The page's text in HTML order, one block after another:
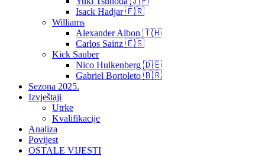
Isack Hadjar 🇫🇷
Williams
Alexander Albon 🇹🇭
Carlos Sainz 🇪🇸
Kick Sauber
Nico Hulkenberg 🇩🇪
Gabriel Bortoleto 🇧🇷
Sezona 2025.
Izvještaji
Utrke
Kvalifikacije
Analiza
Povijest
OSTALE VIJESTI